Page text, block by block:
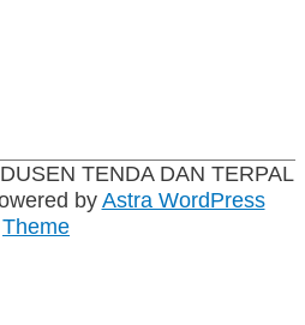
TENDA DAN TERPAL
byAstra WordPress
Theme